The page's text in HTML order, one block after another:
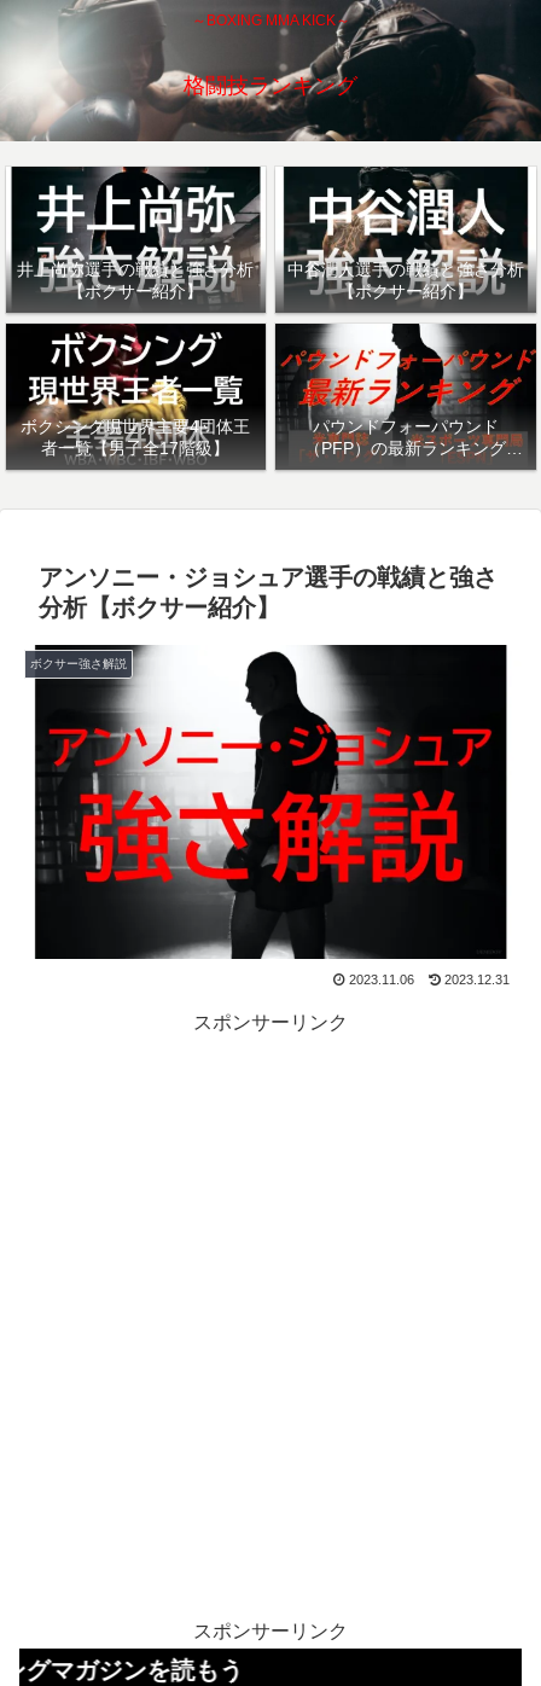
～BOXING MMA KICK～
格闘技ランキング
井上尚弥選手の戦績と強さ分析
【ボクサー紹介】
中谷潤人選手の戦績と強さ分析
【ボクサー紹介】
ボクシング現世界主要4団体王
者一覧【男子全17階級】
パウンドフォーパウンド
（PFP）の最新ランキング
「ザ・リング」・「ESPN」を
アンソニー・ジョシュア選手の戦績と強さ
分析【ボクサー紹介】
ボクサー強さ解説
2023.11.06 2023.12.31
スポンサーリンク
スポンサーリンク
を読もう